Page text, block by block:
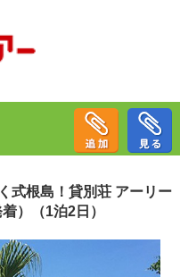
式根島！貸別荘 アーリー
）（1泊2日）